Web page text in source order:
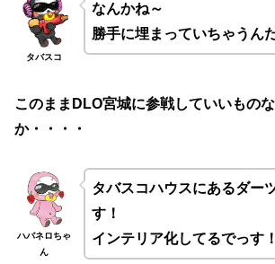
タバスコ
なんかね～
勝手に埋まっていちゃうん
このままDLO宮城に参戦していいもの
か・・・・
ハバネロちゃ
ん
タバスコハウスにあるダー
す！
インテリア化してるでっす！